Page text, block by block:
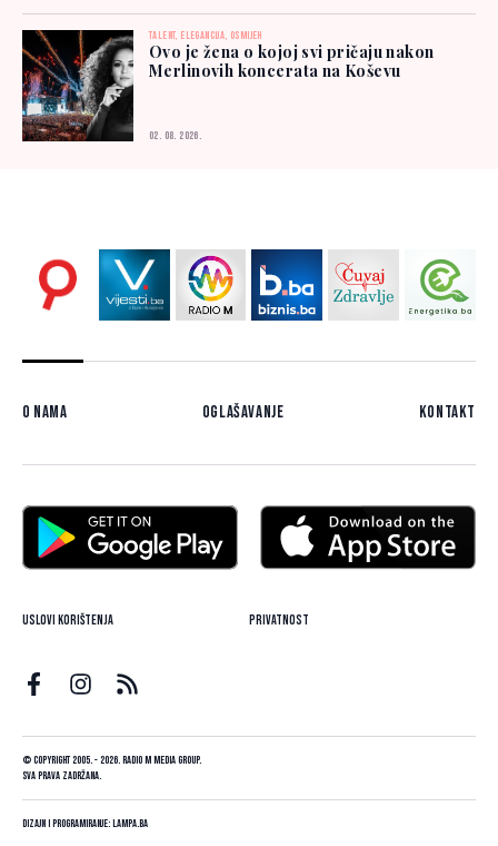
TALENT, ELEGANCIJA, OSMIJEH
Ovo je žena o kojoj svi pričaju nakon
Merlinovih koncerata na Koševu
02. 08. 2026.
O nama Oglašavanje Kontakt
Uslovi korištenja Privatnost
© Copyright 2005. - 2026. Radio M Media Group.
Sva prava zadržana.
Dizajn i programiranje:Lampa.ba